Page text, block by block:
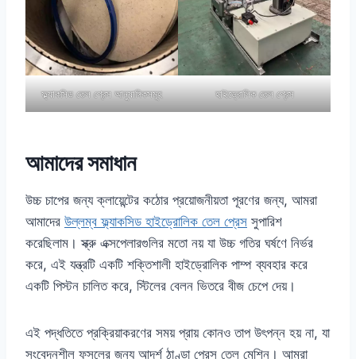
ফ্ল্যাকসিড তেল প্রেস আনুষাঙ্গিকসমূহ হাইড্রোলিক তেল প্রেস
আমাদের সমাধান
উচ্চ চাপের জন্য ক্লায়েন্টের কঠোর প্রয়োজনীয়তা পূরণের জন্য, আমরা
আমাদের উল্লম্ব ফ্ল্যাকসিড হাইড্রোলিক তেল প্রেস সুপারিশ
করেছিলাম। স্ক্রু এক্সপেলারগুলির মতো নয় যা উচ্চ গতির ঘর্ষণে নির্ভর
করে, এই যন্ত্রটি একটি শক্তিশালী হাইড্রোলিক পাম্প ব্যবহার করে
একটি পিস্টন চালিত করে, স্টিলের বেলন ভিতরে বীজ চেপে দেয়।
এই পদ্ধতিতে প্রক্রিয়াকরণের সময় প্রায় কোনও তাপ উৎপন্ন হয় না, যা
সংবেদনশীল ফসলের জন্য আদর্শ ঠাণ্ডা প্রেস তেল মেশিন। আমরা